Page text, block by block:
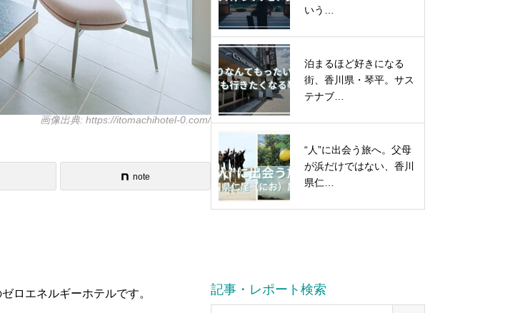
画像出典: https://itomachihotel-0.com/
note
ロエネルギーホテルです。
いう…
泊まるほど好きになる
街、香川県・琴平。サス
テナブ…
“人”に出会う旅へ。父母
が浜だけではない、香川
県仁…
記事・レポート検索